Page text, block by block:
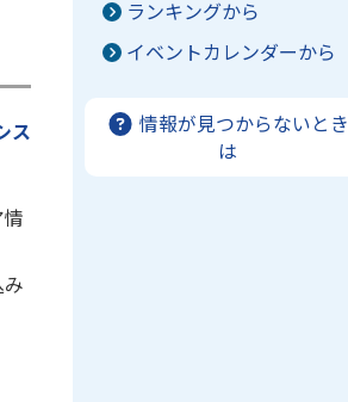
ス
ランキングから
イベントカレンダーから
情報が見つからないとき
は